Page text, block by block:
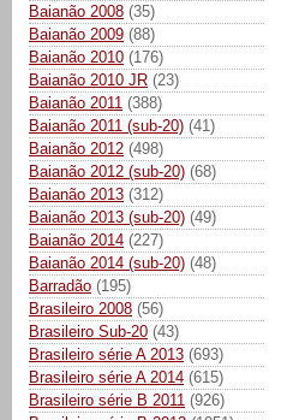
Baianão 2008 (35)
Baianão 2009 (88)
Baianão 2010 (176)
Baianão 2010 JR (23)
Baianão 2011 (388)
Baianão 2011 (sub-20) (41)
Baianão 2012 (498)
Baianão 2012 (sub-20) (68)
Baianão 2013 (312)
Baianão 2013 (sub-20) (49)
Baianão 2014 (227)
Baianão 2014 (sub-20) (48)
Barradão (195)
Brasileiro 2008 (56)
Brasileiro Sub-20 (43)
Brasileiro série A 2013 (693)
Brasileiro série A 2014 (615)
Brasileiro série B 2011 (926)